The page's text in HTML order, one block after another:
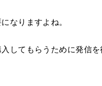
なりますよね。
してもらうために発信